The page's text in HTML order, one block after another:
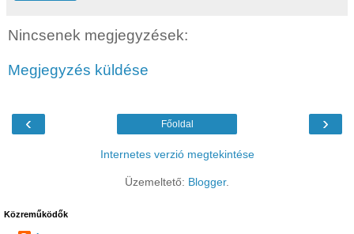
Nincsenek megjegyzések:
Megjegyzés küldése
‹ ›
Főoldal
Internetes verzió megtekintése
Üzemeltető: Blogger.
Közreműködők